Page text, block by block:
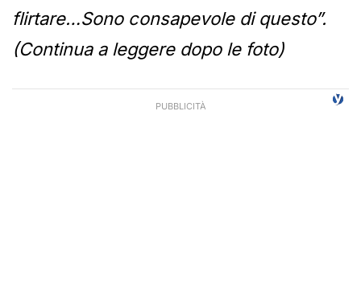
flirtare…Sono consapevole di questo”.
(Continua a leggere dopo le foto)